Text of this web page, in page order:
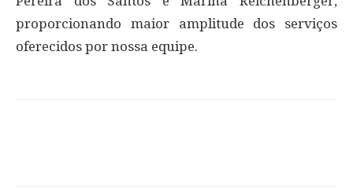
proporcionando maior amplitude dos serviços
oferecidos por nossa equipe.